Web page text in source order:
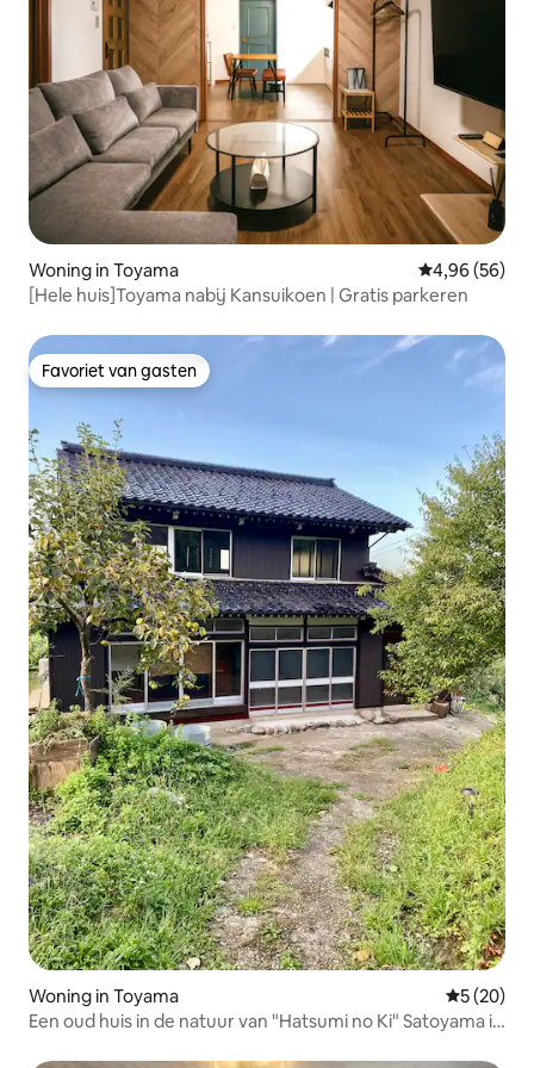
Woning in Toyama Gemiddelde
4,96 (56)
[Hele huis]Toyama nabij Kansuikoen | Gratis parkeren
Favoriet van gasten
Favoriet van gasten
Woning in Toyama
5 (20)
Een oud huis in de natuur van "Hatsumi no Ki" Satoyama is